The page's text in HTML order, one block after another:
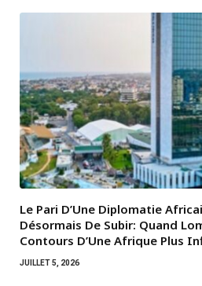
Le Pari D’Une Diplomatie
Désormais De Subir: Quand
Contours D’Une Afrique Plus
JUILLET 5, 2026